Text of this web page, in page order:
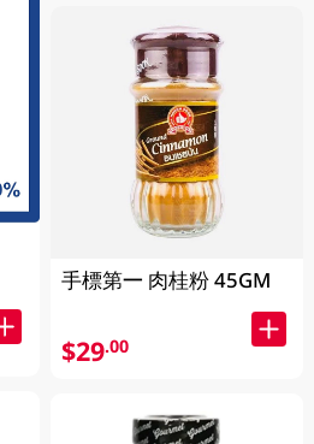
手標第一 肉桂粉 45GM
$29.00